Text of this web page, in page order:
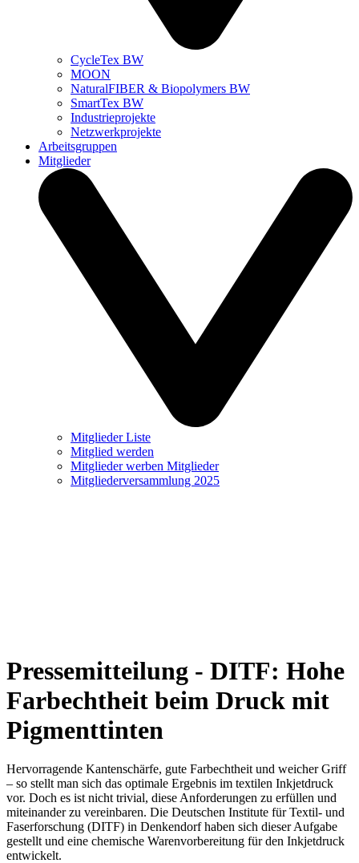
CycleTex BW
MOON
NaturalFIBER & Biopolymers BW
SmartTex BW
Industrieprojekte
Netzwerkprojekte
Arbeitsgruppen
Mitglieder
Mitglieder Liste
Mitglied werden
Mitglieder werben Mitglieder
Mitgliederversammlung 2025
Pressemitteilung - DITF: Hohe
Farbechtheit beim Druck mit
Pigmenttinten
Hervorragende Kantenschärfe, gute Farbechtheit und weicher Griff
– so stellt man sich das optimale Ergebnis im textilen Inkjetdruck
vor. Doch es ist nicht trivial, diese Anforderungen zu erfüllen und
miteinander zu vereinbaren. Die Deutschen Institute für Textil- und
Faserforschung (DITF) in Denkendorf haben sich dieser Aufgabe
gestellt und eine chemische Warenvorbereitung für den Inkjetdruck
entwickelt.